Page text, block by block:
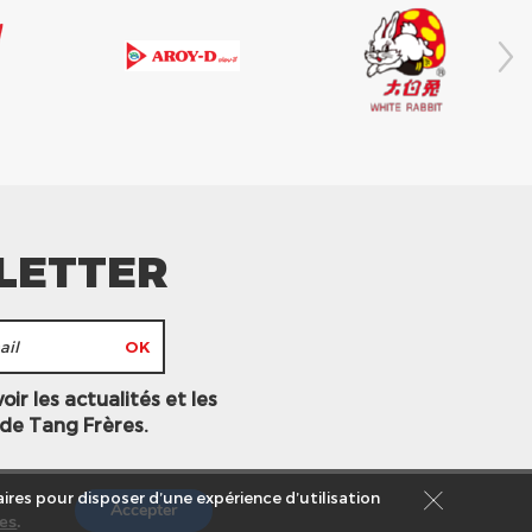
les actualités et les
Tang Frères.
légales
pour disposer d’une expérience d’utilisation
. Accepter